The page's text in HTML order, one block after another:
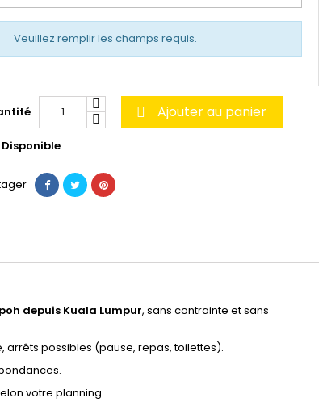
Veuillez remplir les champs requis.
 Ajouter au panier
Disponible
depuis Kuala Lumpur, sans contrainte et sans
arrêts possibles (pause, repas, toilettes).
votre planning.